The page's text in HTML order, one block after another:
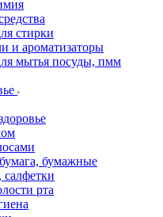
стирки
и ароматизаторы
мытья посуды, пмм
бумажные
салфетки
рта